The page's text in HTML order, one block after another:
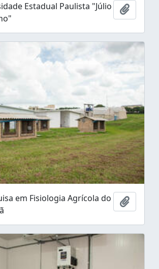
Estadual Paulista "Júlio
Ajouter
em Fisiologia Agrícola do
Ajouter